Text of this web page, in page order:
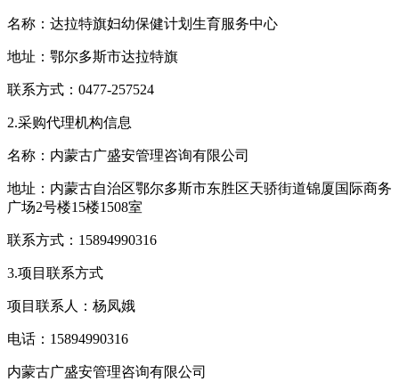
名称：达拉特旗妇幼保健计划生育服务中心
地址：鄂尔多斯市达拉特旗
联系方式：0477-257524
2.采购代理机构信息
名称：内蒙古广盛安管理咨询有限公司
地址：内蒙古自治区鄂尔多斯市东胜区天骄街道锦厦国际商务
广场2号楼15楼1508室
联系方式：15894990316
3.项目联系方式
项目联系人：杨凤娥
电话：15894990316
内蒙古广盛安管理咨询有限公司